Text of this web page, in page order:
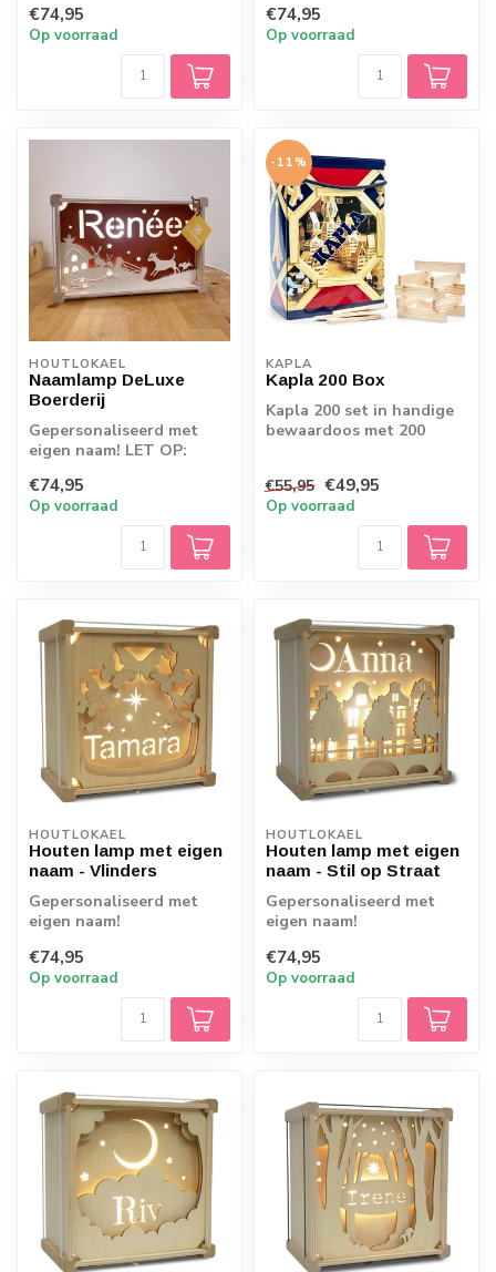
rechtstreeks vanaf d...
€74,95
Op voorraad
rechtstreeks vanaf d...
€74,95
Op voorraad
HOUTLOKAEL
Naamlamp DeLuxe
Boerderij
Gepersonaliseerd met
eigen naam! LET OP:
rechtstreeks vanaf d...
€74,95
Op voorraad
-11%
KAPLA
Kapla 200 Box
Kapla 200 set in handige
bewaardoos met 200
€55,95 €49,95
Op voorraad
HOUTLOKAEL
Houten lamp met eigen
naam - Vlinders
Gepersonaliseerd met
eigen naam!
€74,95
Op voorraad
HOUTLOKAEL
Houten lamp met eigen
naam - Stil op Straat
Gepersonaliseerd met
eigen naam!
€74,95
Op voorraad